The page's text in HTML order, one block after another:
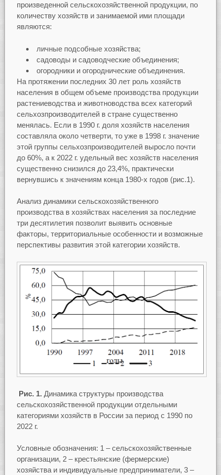
произведенной сельскохозяйственной продукции, по
количеству хозяйств и занимаемой ими площади
являются:
личные подсобные хозяйства;
садоводы и садоводческие объединения;
огородники и огороднические объединения.
На протяжении последних 30 лет роль хозяйств
населения в общем объеме производства продукции
растениеводства и животноводства всех категорий
сельхозпроизводителей в стране существенно
менялась. Если в 1990 г. доля хозяйств населения
составляла около четверти, то уже в 1998 г. значение
этой группы сельхозпроизводителей выросло почти
до 60%, а к 2022 г. удельный вес хозяйств населения
существенно снизился до 23,4%, практически
вернувшись к значениям конца 1980-х годов (рис.1).
Анализ динамики сельскохозяйственного
производства в хозяйствах населения за последние
три десятилетия позволит выявить основные
факторы, территориальные особенности и возможные
перспективы развития этой категории хозяйств.
Рис. 1.Динамика структуры производства
сельскохозяйственной продукции отдельными
категориями хозяйств в России за период с 1990 по
2022 г.
Условные обозначения: 1 – сельскохозяйственные
организации, 2 – крестьянские (фермерские)
хозяйства и индивидуальные предприниматели, 3 –